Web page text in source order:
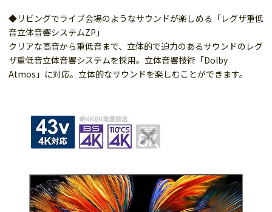
◆リビングでライブ会場のようなサウンドが楽しめる「レグザ重低
音立体音響システムZP」
クリアな高音から重低音まで、立体的で迫力のあるサウンドのレグ
ザ重低音立体音響システムを採用。立体音響技術「Dolby
Atmos」に対応。立体的なサウンドを楽しむことができます。